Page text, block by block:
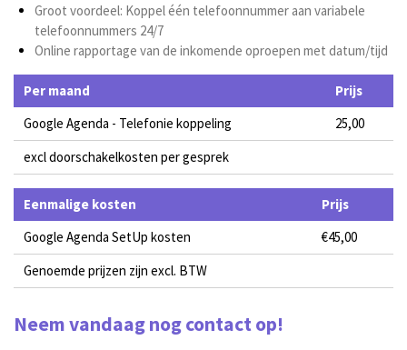
Groot voordeel: Koppel één telefoonnummer aan variabele
telefoonnummers 24/7
Online rapportage van de inkomende oproepen met datum/tijd
Per maand
Prijs
Google Agenda - Telefonie koppeling
25,00
excl doorschakelkosten per gesprek
Eenmalige kosten
Prijs
Google Agenda SetUp kosten
€45,00
Genoemde prijzen zijn excl. BTW
Neem vandaag nog contact op!